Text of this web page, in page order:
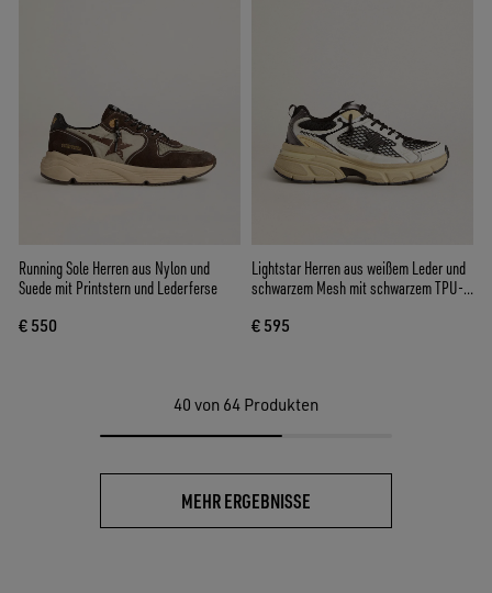
Running Sole Herren aus Nylon und
Suede mit Printstern und Lederferse
€ 550
Lightstar Herren aus weißem Leder und
schwarzem Mesh mit schwarzem TPU-
€ 595
40 von 64 Produkten
MEHR ERGEBNISSE